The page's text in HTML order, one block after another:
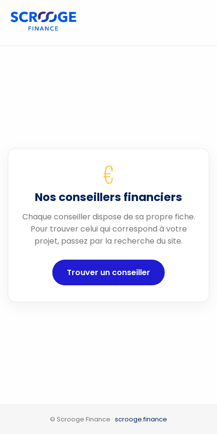
€
Nos conseillers financiers
Chaque conseiller dispose de sa propre fiche.
Pour trouver celui qui correspond à votre
projet, passez par la recherche du site.
Trouver un conseiller
© Scrooge Finance · scrooge.finance